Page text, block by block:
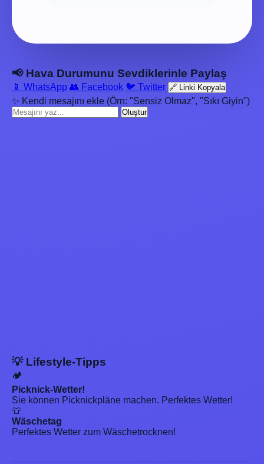
📢 Hava Durumunu Sevdiklerinle Paylaş
📱 WhatsApp 👥 Facebook 🐦 Twitter 🔗 Linki Kopyala
✨ Kendi mesajını ekle (Örn: "Sensiz Olmaz", "Sıkı Giyin")
Oluştur
💡 Lifestyle-Tipps
🏕️
Picknick-Wetter!
Sie können Picknickpläne machen. Perfektes Wetter!
👕
Wäschetag
Perfektes Wetter zum Wäschetrocknen!